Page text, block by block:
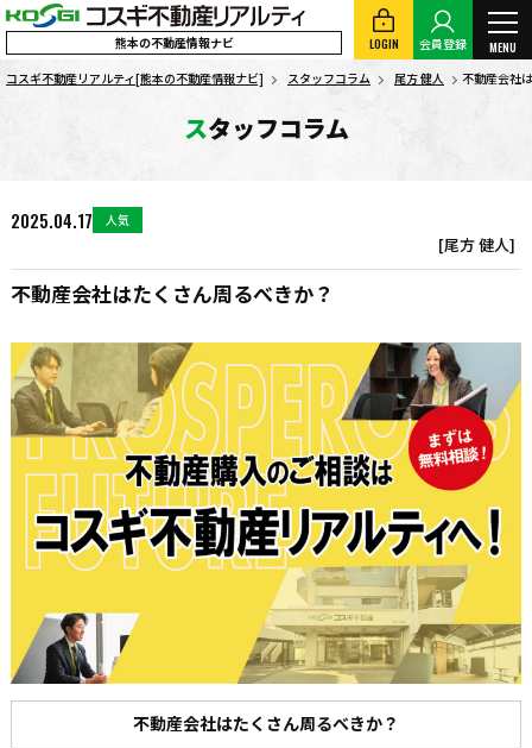
熊本の不動産情報ナビ LOGIN 会員登録
MENU
コスギ不動産リアルティ[熊本の不動産情報ナビ]
スタッフコラム 尾方 健人 不動産会社
スタッフコラム
2025.04.17 人気
[尾方 健人]
不動産会社はたくさん周るべきか？
不動産会社はたくさん周るべきか？